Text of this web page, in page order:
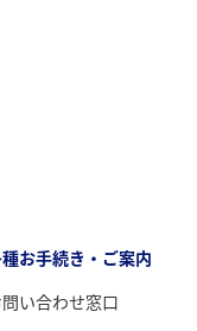
お手続き・ご案内
い合わせ窓口